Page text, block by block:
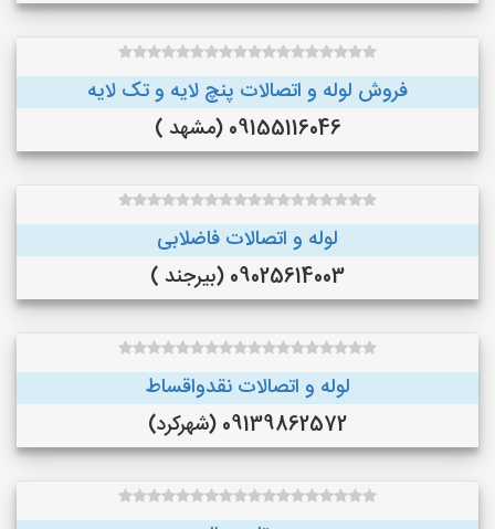
فروش لوله و اتصالات پنچ لایه و تک لایه
09155116046 (مشهد )
لوله و اتصالات فاضلابی
09025614003 (بیرجند )
لوله و اتصالات نقدواقساط
09139862572 (شهرکرد)